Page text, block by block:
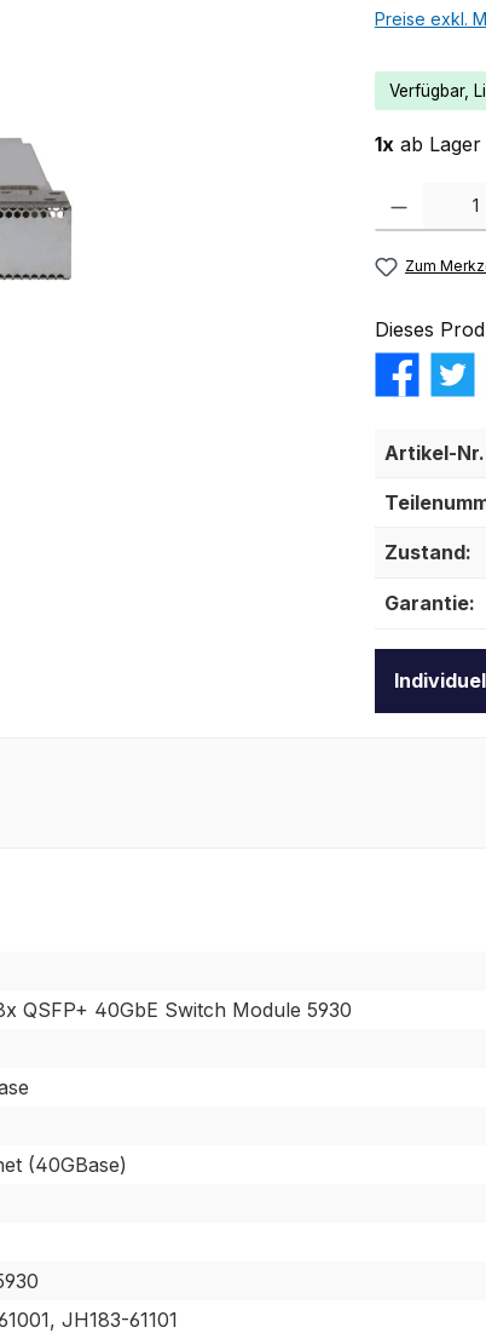
Preise exkl.
Verfügbar,
1x ab
Produkt
Zum
Dieses
Artikel-
Zustand:
Garantie:
QSFP+ 40GbE Switch Module 5930
(40GBase)
JH183-61101